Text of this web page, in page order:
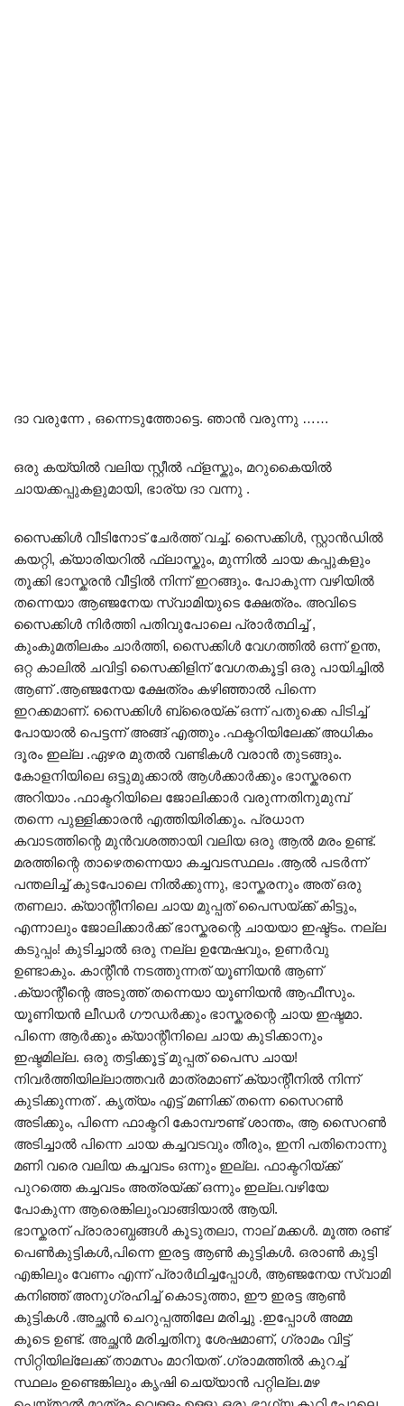
ദാ വരുന്നേ , ഒന്നെടുത്തോട്ടെ. ഞാൻ വരുന്നു ……
ഒരു കയ്യിൽ വലിയ സ്റ്റീൽ ഫ്ളസ്കും, മറുകൈയിൽ
ചായക്കപ്പുകളുമായി, ഭാര്യ ദാ വന്നു .
സൈക്കിൾ വീടിനോട് ചേർത്ത് വച്ച്. സൈക്കിൾ, സ്റ്റാൻഡിൽ
കയറ്റി, ക്യാരിയറിൽ ഫ്ലാസ്കും, മുന്നിൽ ചായ കപ്പുകളും
തൂക്കി ഭാസ്കരൻ വീട്ടിൽ നിന്ന് ഇറങ്ങും. പോകുന്ന വഴിയിൽ
തന്നെയാ ആഞ്ജനേയ സ്വാമിയുടെ ക്ഷേത്രം. അവിടെ
സൈക്കിൾ നിർത്തി പതിവുപോലെ പ്രാർത്ഥിച്ച് ,
കുംകുമതിലകം ചാർത്തി, സൈക്കിൾ വേഗത്തിൽ ഒന്ന് ഉന്ത,
ഒറ്റ കാലിൽ ചവിട്ടി സൈക്കിളിന് വേഗതകൂട്ടി ഒരു പായിച്ചിൽ
ആണ് .ആഞ്ജനേയ ക്ഷേത്രം കഴിഞ്ഞാൽ പിന്നെ
ഇറക്കമാണ്. സൈക്കിൾ ബ്രൈയ്ക് ഒന്ന് പതുക്കെ പിടിച്ച്
പോയാൽ പെട്ടന്ന് അങ്ങ് എത്തും .ഫക്ടറിയിലേക്ക് അധികം
ദൂരം ഇല്ല .ഏഴര മുതൽ വണ്ടികൾ വരാൻ തുടങ്ങും.
കോളനിയിലെ ഒട്ടുമുക്കാൽ ആൾക്കാർക്കും ഭാസ്കരനെ
അറിയാം .ഫാക്ടറിയിലെ ജോലിക്കാർ വരുന്നതിനുമുമ്പ്
തന്നെ പുള്ളിക്കാരൻ എത്തിയിരിക്കും. പ്രധാന
കവാടത്തിന്റെ മുൻവശത്തായി വലിയ ഒരു ആൽ മരം ഉണ്ട്.
മരത്തിന്റെ താഴെതന്നെയാ കച്ചവടസ്ഥലം .ആൽ പടർന്ന്
പന്തലിച്ച് കുടപോലെ നിൽക്കുന്നു, ഭാസ്കരനും അത് ഒരു
തണലാ. ക്യാന്റീനിലെ ചായ മുപ്പത് പൈസയ്ക്ക് കിട്ടും,
എന്നാലും ജോലിക്കാർക്ക് ഭാസ്കരന്റെ ചായയാ ഇഷ്ട്ടം. നല്ല
കടുപ്പം! കുടിച്ചാൽ ഒരു നല്ല ഉന്മേഷവും, ഉണർവു
ഉണ്ടാകും. കാന്റീൻ നടത്തുന്നത് യൂണിയൻ ആണ്
.ക്യാന്റീന്റെ അടുത്ത് തന്നെയാ യൂണിയൻ ആഫീസും.
യൂണിയൻ ലീഡർ ഗൗഡർക്കും ഭാസ്കരന്റെ ചായ ഇഷ്ടമാ.
പിന്നെ ആർക്കും ക്യാന്റീനിലെ ചായ കുടിക്കാനും
ഇഷ്ടമില്ല. ഒരു തട്ടിക്കൂട്ട് മുപ്പത് പൈസ ചായ!
നിവർത്തിയില്ലാത്തവർ മാത്രമാണ് ക്യാന്റീനിൽ നിന്ന്
കുടിക്കുന്നത് . കൃത്യം എട്ട് മണിക്ക് തന്നെ സൈറൺ
അടിക്കും, പിന്നെ ഫാക്ടറി കോമ്പൗണ്ട് ശാന്തം, ആ സൈറൺ
അടിച്ചാൽ പിന്നെ ചായ കച്ചവടവും തീരും, ഇനി പതിനൊന്നു
മണി വരെ വലിയ കച്ചവടം ഒന്നും ഇല്ല. ഫാക്ടറിയ്ക്ക്
പുറത്തെ കച്ചവടം അത്രയ്ക്ക് ഒന്നും ഇല്ല.വഴിയേ
പോകുന്ന ആരെങ്കിലുംവാങ്ങിയാൽ ആയി.
ഭാസ്കരന് പ്രാരാബ്ധങ്ങൾ കൂടുതലാ, നാല് മക്കൾ. മൂത്ത രണ്ട്
പെൺകുട്ടികൾ,പിന്നെ ഇരട്ട ആൺ കുട്ടികൾ. ഒരാൺ കുട്ടി
എങ്കിലും വേണം എന്ന് പ്രാർഥിച്ചപ്പോൾ, ആഞ്ജനേയ സ്വാമി
കനിഞ്ഞ് അനുഗ്രഹിച്ച് കൊടുത്താ, ഈ ഇരട്ട ആൺ
കുട്ടികൾ .അച്ഛൻ ചെറുപ്പത്തിലേ മരിച്ചു .ഇപ്പോൾ അമ്മ
കൂടെ ഉണ്ട്. അച്ഛൻ മരിച്ചതിനു ശേഷമാണ്, ഗ്രാമം വിട്ട്
സിറ്റിയില്ലേക്ക് താമസം മാറിയത് .ഗ്രാമത്തിൽ കുറച്ച്
സ്ഥലം ഉണ്ടെങ്കിലും കൃഷി ചെയ്യാൻ പറ്റില്ല.മഴ